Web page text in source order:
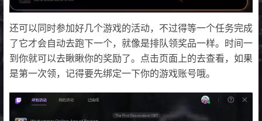
还可以同时参加好几个游戏的活动，不过得等一个任务完成
了它才会自动去跑下一个，就像是排队领奖品一样。时间一
到你就可以去瞅瞅你的奖励了。点击页面上的去查看，如果
是第一次领，记得要先绑定一下你的游戏账号哦。